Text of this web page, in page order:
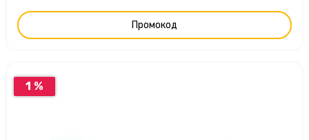
Промокод
1 %